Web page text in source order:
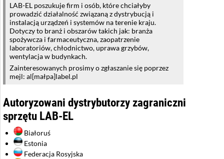
LAB-EL poszukuje firm i osób, które chciałyby
prowadzić działalność związaną z dystrybucją i
instalacją urządzeń i systemów na terenie kraju.
Dotyczy to branż i obszarów takich jak: branża
spożywcza i farmaceutyczna, zaopatrzenie
laboratoriów, chłodnictwo, uprawa grzybów,
wentylacja w budynkach.
Zainteresowanych prosimy o zgłaszanie się poprzez
mejl: al[małpa]label.pl
Autoryzowani dystrybutorzy zagraniczni
sprzętu LAB-EL
Białoruś
Estonia
Federacja Rosyjska